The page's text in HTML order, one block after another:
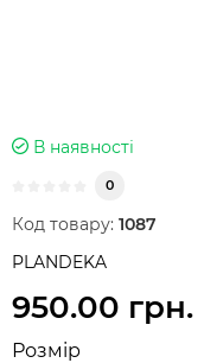
В наявності
0
Код товару: 1087
PLANDEKA
950.00 грн.
Розмір